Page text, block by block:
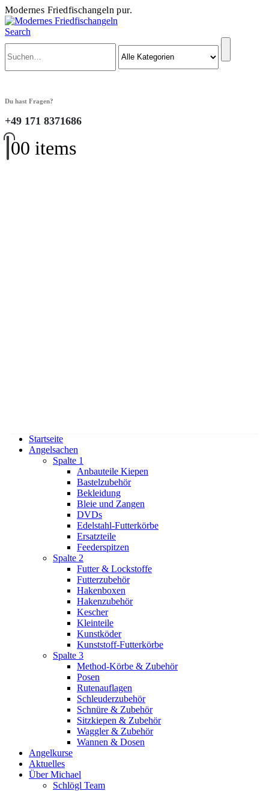
Modernes Friedfischangeln pur.
Search
Du hast Fragen?
+49 171 8371686
00 items
Startseite
Angelsachen
Spalte 1
Anbauteile Kiepen
Bastelzubehör
Bekleidung
Bleie und Zangen
DVDs
Edelstahl-Futterkörbe
Ersatzteile
Feederspitzen
Spalte 2
Futter & Lockstoffe
Futterzubehör
Hakenboxen
Hakenzubehör
Kescher
Kleinteile
Kunstköder
Kunststoff-Futterkörbe
Spalte 3
Method-Körbe & Zubehör
Posen
Rutenauflagen
Schleuderzubehör
Schnüre & Zubehör
Sitzkiepen & Zubehör
Waggler & Zubehör
Wannen & Dosen
Angelkurse
Aktuelles
Über Michael
Schlögl Team